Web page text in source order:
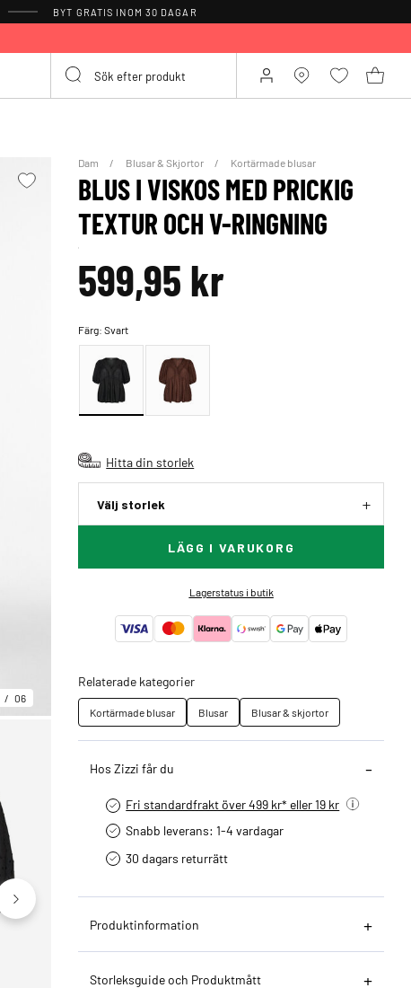
BYT GRATIS INOM 30 DAGAR
06
Dam Blusar & Skjortor Kortärmade blusar
BLUS I VISKOS MED PRICKIG
TEXTUR OCH V-RINGNING
599,95 kr
Färg:Svart
Hitta din storlek
Välj storlek
LÄGG I VARUKORG
Lagerstatus i butik
Relaterade kategorier
Kortärmade blusar Blusar Blusar & skjortor
Hos Zizzi får du
Fri standardfrakt över 499 kr* eller 19 kr
Snabb leverans: 1-4 vardagar
30 dagars returrätt­
Produktinformation
Storleksguide och Produktmått